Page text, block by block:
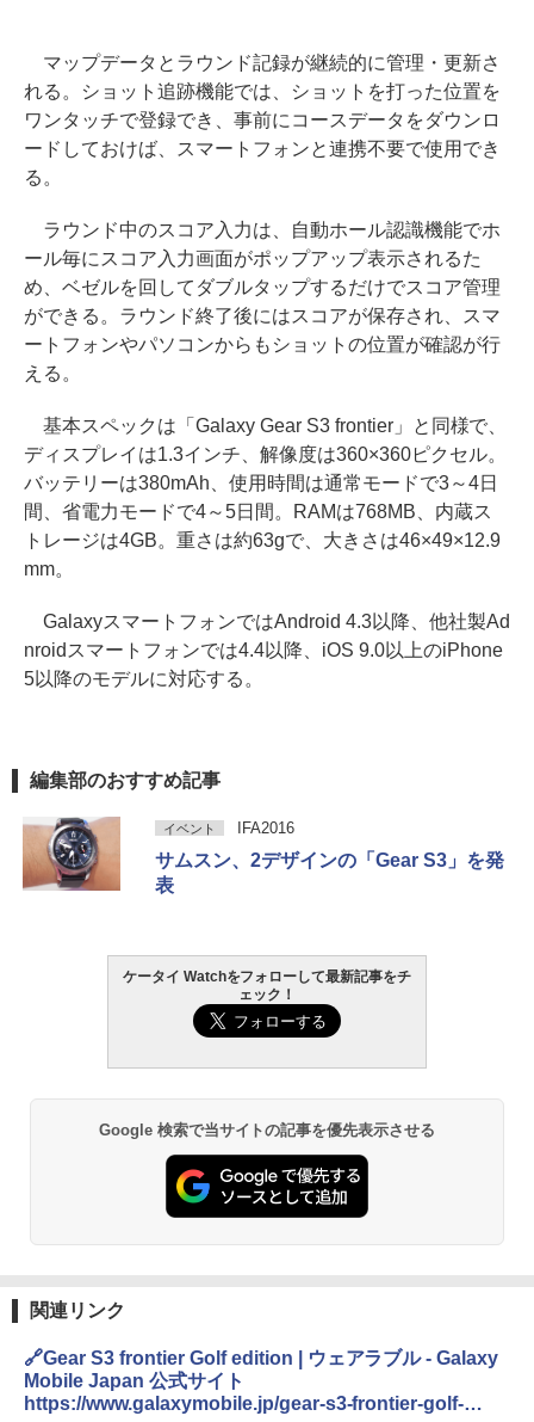
マップデータとラウンド記録が継続的に管理・更新さ
れる。ショット追跡機能では、ショットを打った位置を
ワンタッチで登録でき、事前にコースデータをダウンロ
ードしておけば、スマートフォンと連携不要で使用でき
る。
ラウンド中のスコア入力は、自動ホール認識機能でホ
ール毎にスコア入力画面がポップアップ表示されるた
め、ベゼルを回してダブルタップするだけでスコア管理
ができる。ラウンド終了後にはスコアが保存され、スマ
ートフォンやパソコンからもショットの位置が確認が行
える。
基本スペックは「Galaxy Gear S3 frontier」と同様で、
ディスプレイは1.3インチ、解像度は360×360ピクセル。
バッテリーは380mAh、使用時間は通常モードで3～4日
間、省電力モードで4～5日間。RAMは768MB、内蔵ス
トレージは4GB。重さは約63gで、大きさは46×49×12.9
mm。
GalaxyスマートフォンではAndroid 4.3以降、他社製Ad
nroidスマートフォンでは4.4以降、iOS 9.0以上のiPhone
5以降のモデルに対応する。
編集部のおすすめ記事
イベント IFA2016
サムスン、2デザインの「Gear S3」を発
表
ケータイ Watchをフォローして最新記事をチ
ェック！
Google 検索で当サイトの記事を優先表示させる
関連リンク
🔗Gear S3 frontier Golf edition | ウェアラブル - Galaxy
Mobile Japan 公式サイト
https://www.galaxymobile.jp/gear-s3-frontier-golf-